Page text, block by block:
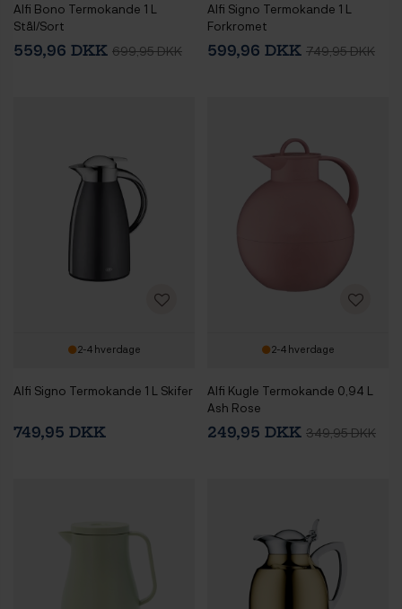
Alfi Bono Termokande 1 L
Stål/Sort
559,96 DKK 699,95 DKK
Alfi Signo Termokande 1 L
Forkromet
599,96 DKK 749,95 DKK
2-4 hverdage
Alfi Signo Termokande 1 L Skifer
749,95 DKK
2-4 hverdage
Alfi Kugle Termokande 0,94 L
Ash Rose
249,95 DKK 349,95 DKK